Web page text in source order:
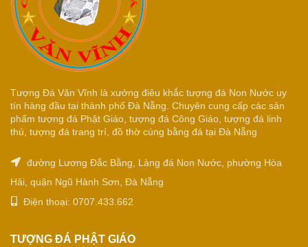
Tượng Đá Văn Vĩnh là xưởng điêu khắc tượng đá Non Nước uy
tín hàng đầu tại thành phố Đà Nẵng. Chuyên cung cấp các sản
phẩm tượng đá Phật Giáo, tượng đá Công Giáo, tượng đá linh
thú, tượng đá trang trí, đồ thờ cúng bằng đá tại Đà Nẵng
đường Lương Đắc Bằng, Làng đá Non Nước, phường Hòa
Hải, quận Ngũ Hành Sơn, Đà Nẵng
Điện thoại: 0707.433.662
TƯỢNG ĐÁ PHẬT GIÁO